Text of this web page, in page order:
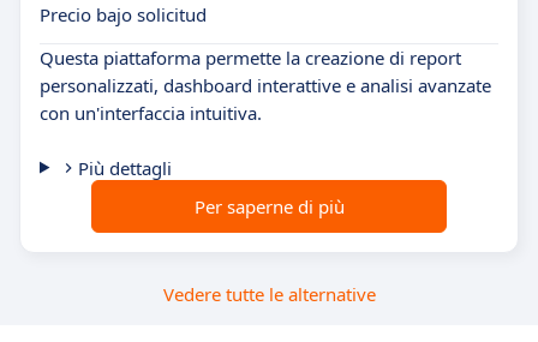
Precio bajo solicitud
Questa piattaforma permette la creazione di report
personalizzati, dashboard interattive e analisi avanzate
con un'interfaccia intuitiva.
Più dettagli
Per saperne di più
Vedere tutte le alternative